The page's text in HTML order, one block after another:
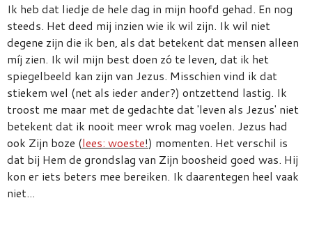
Ik heb dat liedje de hele dag in mijn hoofd gehad. En nog
steeds. Het deed mij inzien wie ik wil zijn. Ik wil niet
degene zijn die ik ben, als dat betekent dat mensen alleen
míj zien. Ik wil mijn best doen zó te leven, dat ik het
spiegelbeeld kan zijn van Jezus. Misschien vind ik dat
stiekem wel (net als ieder ander?) ontzettend lastig. Ik
troost me maar met de gedachte dat 'leven als Jezus' niet
betekent dat ik nooit meer wrok mag voelen. Jezus had
ook Zijn boze (lees: woeste!) momenten. Het verschil is
dat bij Hem de grondslag van Zijn boosheid goed was. Hij
kon er iets beters mee bereiken. Ik daarentegen heel vaak
niet...